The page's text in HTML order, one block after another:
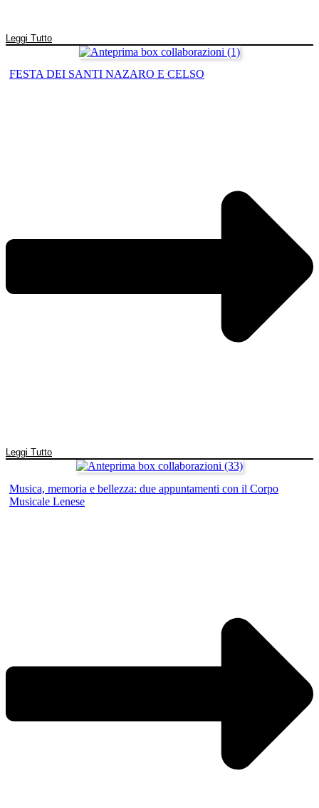
Leggi Tutto
FESTA DEI SANTI NAZARO E CELSO
Leggi Tutto
Musica, memoria e bellezza: due appuntamenti con il Corpo
Musicale Lenese